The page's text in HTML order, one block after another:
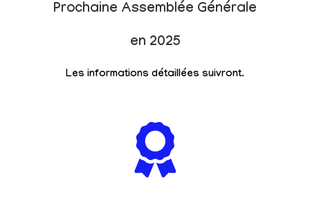
Prochaine Assemblée Générale
en 2025
Les informations détaillées suivront.